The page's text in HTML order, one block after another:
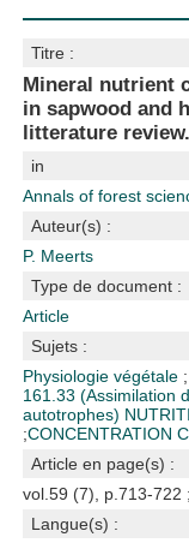
Titre :
Mineral nutrient
in sapwood and
litterature review.
in
Annals of forest
Auteur(s) :
P. Meerts
Type de document :
Article
Sujets :
Physiologie végétale
161.33 (Assimilation
autotrophes)
;CONCENTRATION
Article en page(s) :
vol.59 (7), p.713-722
Langue(s) :